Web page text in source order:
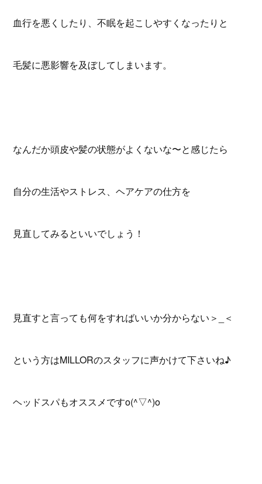
血行を悪くしたり、不眠を起こしやすくなったりと
毛髪に悪影響を及ぼしてしまいます。
なんだか頭皮や髪の状態がよくないな〜と感じたら
自分の生活やストレス、ヘアケアの仕方を
見直してみるといいでしょう！
見直すと言っても何をすればいいか分からない＞_＜
という方はMILLORのスタッフに声かけて下さいね♪
ヘッドスパもオススメですo(^▽^)o